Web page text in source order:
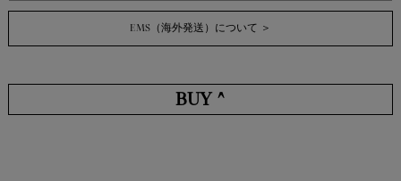
EMS（海外発送）について ＞
BUY ^